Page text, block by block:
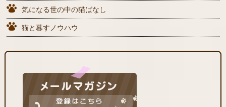
気になる世の中の猫ばなし
猫と暮すノウハウ